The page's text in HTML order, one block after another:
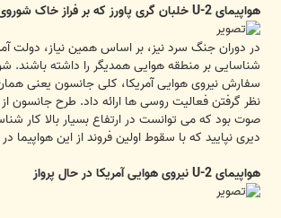
هواپیمای U-2 خلبان گری پاورز که بر فراز خاک شوروی ساقط شد
در دوران جنگ سرد نیز، بر اساس همین نیاز، دولت
شناسایی بر منطقه هوایی همدیگر را داشته باشند.
دیری نپایید که با سقوط اولین فروند از این هواپیما در ماه می 1960 در خاک شوروی و دستگیر شدن گری پاورز، خلبان
هواپیمای U-2 نیروی هوایی آمریکا در حال پرواز